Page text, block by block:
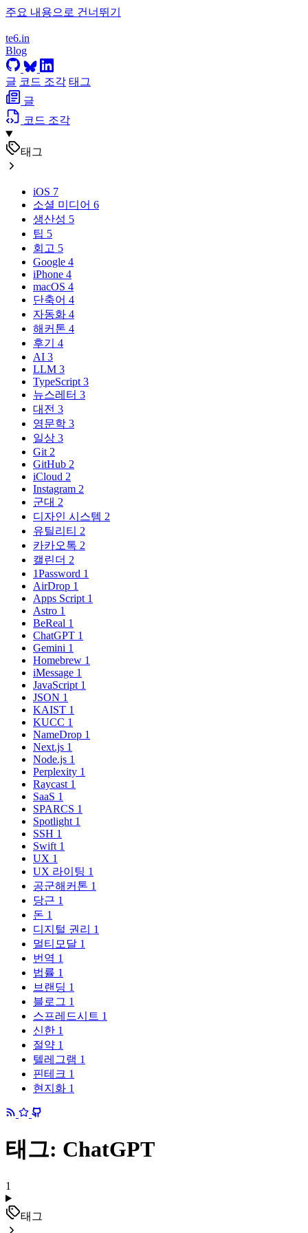
주요 내용으로 건너뛰기
te6.in
Blog
글 코드 조각 태그
글
코드 조각
태그
iOS 7
소셜 미디어 6
생산성 5
팁 5
회고 5
Google 4
iPhone 4
macOS 4
단축어 4
자동화 4
해커톤 4
후기
4
AI 3
LLM 3
TypeScript 3
뉴스레터 3
대전 3
영문학 3
일상 3
Git 2
GitHub 2
iCloud 2
Instagram 2
군대 2
디자인 시스템 2
유틸리티 2
카카오톡 2
캘린더 2
1Password 1
AirDrop 1
Apps Script 1
Astro 1
BeReal 1
ChatGPT 1
Gemini 1
Homebrew 1
iMessage 1
JavaScript 1
JSON 1
KAIST 1
KUCC 1
NameDrop 1
Next.js 1
Node.js 1
Perplexity 1
Raycast 1
SaaS 1
SPARCS 1
Spotlight 1
SSH 1
Swift 1
UX 1
UX 라이팅 1
공군해커톤 1
당근 1
돈 1
디지털 권리 1
멀티모달 1
번역 1
법률 1
브랜딩 1
블로그 1
스프레드시트 1
신한 1
절약 1
텔레그램 1
핀테크 1
현지화 1
태그: ChatGPT
1
태그